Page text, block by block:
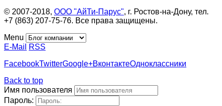
© 2007-2018, ООО "АйТи-Парус", г. Ростов-на-Дону, тел.
+7 (863) 207-75-76. Все права защищены.
Menu
E-Mail
RSS
FacebookTwitterGoogle+ВконтактеОдноклассники
Back to top
Имя пользователя
Пароль: